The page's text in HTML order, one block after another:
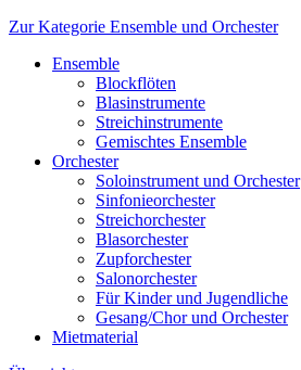
Zur Kategorie Ensemble und Orchester
Ensemble
Blockflöten
Blasinstrumente
Streichinstrumente
Gemischtes Ensemble
Orchester
Soloinstrument und Orchester
Sinfonieorchester
Streichorchester
Blasorchester
Zupforchester
Salonorchester
Für Kinder und Jugendliche
Gesang/Chor und Orchester
Mietmaterial